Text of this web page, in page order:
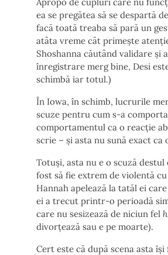
ea se pregătea să se despartă
facă toată treaba să pară un
atâta vreme cât primește
Shoshanna căutând validare și
înregistrare merg bine, Desi
schimbă iar totul.)
În Iowa, în schimb, lucrurile
scuze pentru cum s-a
comportamentul ca o reacție
scrie – și asta nu sună exact ca
Totuși, asta nu e o scuză
fost să fie extrem de violentă
Hannah apelează la tatăl ei
ei a trecut printr-o perioadă
care nu sesizează de niciun fel
divorțează sau e pe moarte).
Cert este că după scena asta